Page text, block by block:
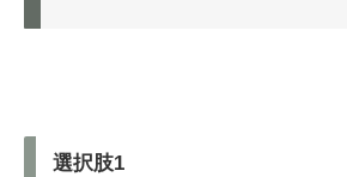
選択肢1